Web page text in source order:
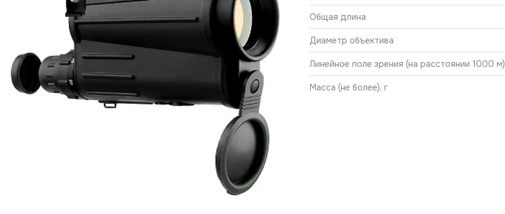
Общая длина
Диаметр объектива
Линейное поле зрения (на расстоянии 1000 м)
Масса (не более), г